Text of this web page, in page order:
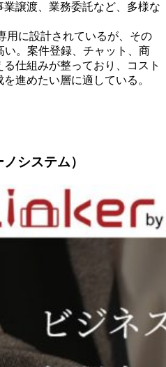
譲渡、業務委託など、多様な
用に設計されているが、その
。案件登録、チャット、商
仕組みが整っており、コスト
進めたい層に適している。
システム）